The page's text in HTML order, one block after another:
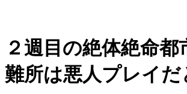
２週目の絶体絶命都
難所は悪人プレイだ